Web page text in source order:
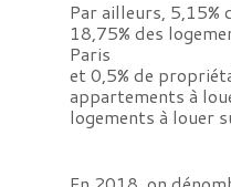
Par ailleurs,
18,75% des
Paris
et 0,5% de
appartements à
logements à louer